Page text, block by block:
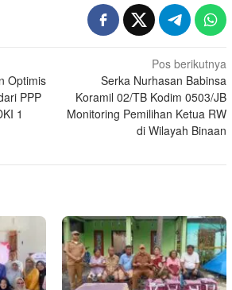
Optimis
PPP
1
Pos berikutnya
Serka Nurhasan Babinsa
Koramil 02/TB Kodim 0503/JB
Monitoring Pemilihan Ketua RW
di Wilayah Binaan